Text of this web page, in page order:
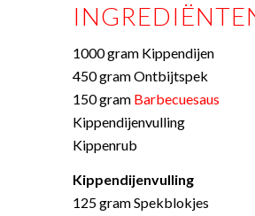
1000 gram Kippendijen
450 gram Ontbijtspek
150 gram Barbecuesaus
Kippendijenvulling
Kippenrub
Kippendijenvulling
125 gram Spekblokjes